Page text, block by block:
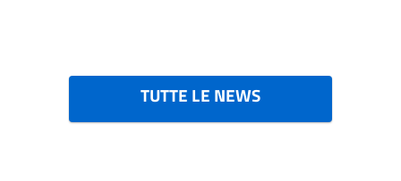
TUTTE LE NEWS